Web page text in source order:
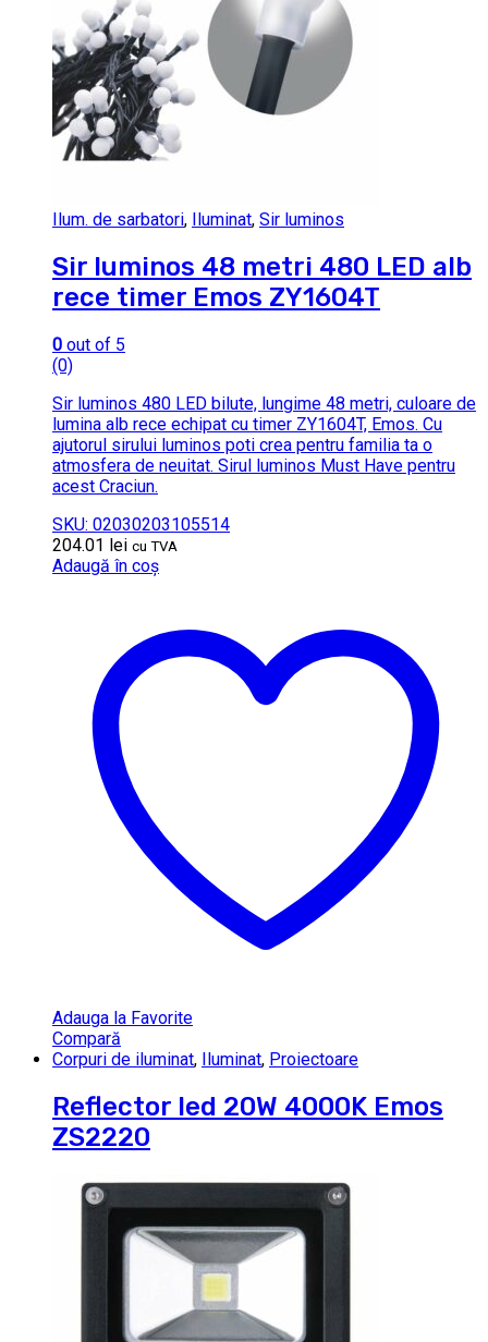
Ilum. de sarbatori, Iluminat, Sir luminos
Sir luminos 48 metri 480 LED alb
rece timer Emos ZY1604T
0 out of 5
(0)
Sir luminos 480 LED bilute, lungime 48 metri, culoare de
lumina alb rece echipat cu timer ZY1604T, Emos. Cu
ajutorul sirului luminos poti crea pentru familia ta o
atmosfera de neuitat. Sirul luminos Must Have pentru
acest Craciun.
SKU: 02030203105514
204.01 lei cu TVA
Adaugă în coș
Adauga la Favorite
Compară
Corpuri de iluminat, Iluminat, Proiectoare
Reflector led 20W 4000K Emos
ZS2220